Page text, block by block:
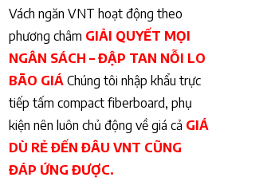
Vách ngăn VNT hoạt động theo
phương châm GIẢI QUYẾT MỌI
NGÂN SÁCH – ĐẬP TAN NỖI LO
BÃO GIÁ Chúng tôi nhập khẩu trực
tiếp tấm compact fiberboard, phụ
kiện nên luôn chủ động về giá cả GIÁ
DÙ RẺ ĐẾN ĐÂU VNT CŨNG
ĐÁP ỨNG ĐƯỢC.